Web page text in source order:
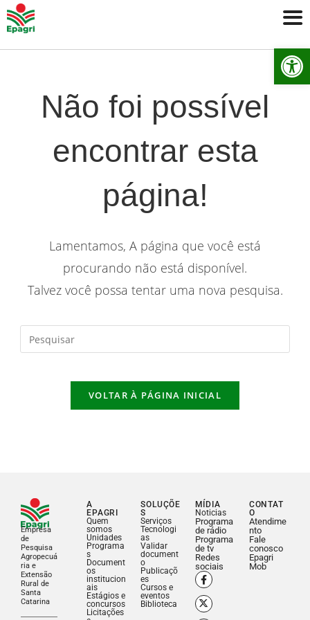
Não foi possível
encontrar esta
página!
Lamentamos, A página que você está
procurando não está disponível.
Talvez você possa tentar uma nova pesquisa.
VOLTAR À PÁGINA INICIAL
Empresa
de
Pesquisa
Agropecuá
ria e
Extensão
Rural de
Santa
Catarina
A
EPAGRI
Quem
somos
Unidades
Programa
s
Document
os
institucion
ais
Estágios e
concursos
Licitações
SOLUÇÕE
S
Serviços
Tecnologi
as
Validar
document
o
Publicaçõ
es
Cursos e
eventos
Biblioteca
MÍDIA
Noticias
Programa
de rádio
Programa
de tv
Redes
sociais
CONTAT
O
Atendime
nto
Fale
conosco
Epagri
Mob